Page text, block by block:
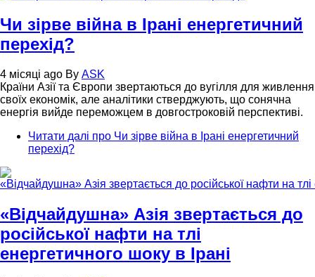
Чи зірве війна в Ірані енергетичний
перехід?
4 місяці ago By ASK
Країни Азії та Європи звертаються до вугілля для живлення
своїх економік, але аналітики стверджують, що сонячна
енергія вийде переможцем в довгостроковій перспективі.
Читати далі про Чи зірве війна в Ірані енергетичний
перехід?
«Відчайдушна» Азія звертається до
російської нафти на тлі
енергетичного шоку в Ірані